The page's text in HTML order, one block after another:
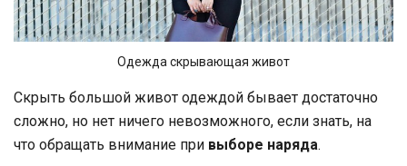
Одежда скрывающая живот
Скрыть большой живот одеждой бывает достаточно
сложно, но нет ничего невозможного, если знать, на
что обращать внимание при выборе наряда.